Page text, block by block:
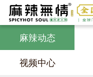
麻辣动态
视频中心